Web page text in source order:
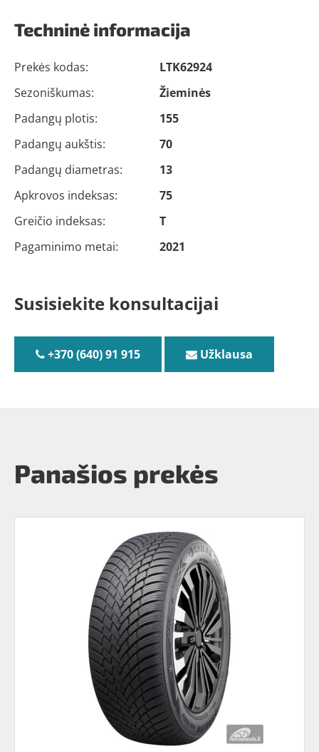
Techninė informacija
Prekės kodas:
LTK62924
Sezoniškumas:
Žieminės
Padangų plotis:
155
Padangų aukštis:
70
Padangų diametras:
13
Apkrovos indeksas:
75
Greičio indeksas:
T
Pagaminimo metai:
2021
Susisiekite konsultacijai
+370 (640) 91 915 Užklausa
Panašios prekės